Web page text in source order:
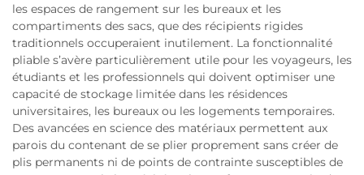
les espaces de rangement sur les bureaux et les
compartiments des sacs, que des récipients rigides
traditionnels occuperaient inutilement. La fonctionnalité
pliable s’avère particulièrement utile pour les voyageurs, les
étudiants et les professionnels qui doivent optimiser une
capacité de stockage limitée dans les résidences
universitaires, les bureaux ou les logements temporaires.
Des avancées en science des matériaux permettent aux
parois du contenant de se plier proprement sans créer de
plis permanents ni de points de contrainte susceptibles de